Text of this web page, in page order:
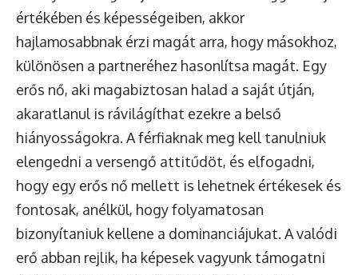
értékében és képességeiben, akkor
hajlamosabbnak érzi magát arra, hogy másokhoz,
különösen a partneréhez hasonlítsa magát. Egy
erős nő, aki magabiztosan halad a saját útján,
akaratlanul is rávilágíthat ezekre a belső
hiányosságokra. A férfiaknak meg kell tanulniuk
elengedni a versengő attitűdöt, és elfogadni,
hogy egy erős nő mellett is lehetnek értékesek és
fontosak, anélkül, hogy folyamatosan
bizonyítaniuk kellene a dominanciájukat. A valódi
erő abban rejlik, ha képesek vagyunk támogatni